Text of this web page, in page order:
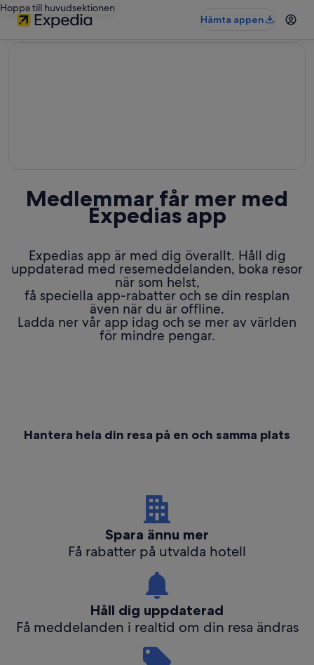
Hoppa till huvudsektionen
Hämta appen
Medlemmar får mer med
Expedias app
Expedias app är med dig överallt. Håll dig
uppdaterad med resemeddelanden, boka resor
när som helst,
få speciella app-rabatter och se din resplan
även när du är offline.
Ladda ner vår app idag och se mer av världen
för mindre pengar.
Hantera hela din resa på en och samma plats
Spara ännu mer
Få rabatter på utvalda hotell
Håll dig uppdaterad
Få meddelanden i realtid om din resa ändras